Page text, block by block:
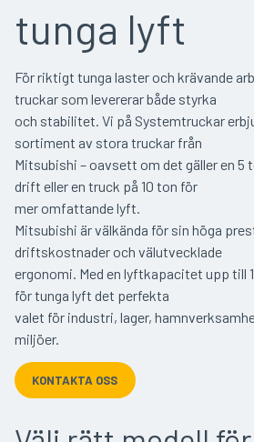
tunga lyft
För riktigt tunga laster och krävande
truckar som levererar både styrka
och stabilitet. Vi på Systemtruckar
sortiment av stora truckar från
Mitsubishi – oavsett om det gäller en 5
drift eller en truck på 10 ton för
mer omfattande lyft.
Mitsubishi är välkända för sin höga
driftskostnader och välutvecklade
ergonomi. Med en lyftkapacitet upp till
för tunga lyft det perfekta
valet för industri, lager,
miljöer.
KONTAKTA OSS